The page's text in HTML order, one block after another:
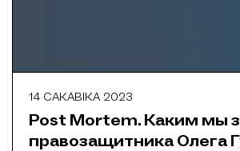
14 САКАВІКА 2023
Post Mortem. Каким мы
правозащитника Олега